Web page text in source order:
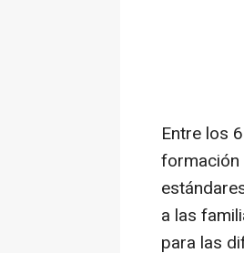
Entre los
formación
a las
para las